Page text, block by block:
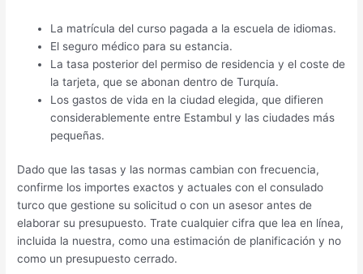
La matrícula del curso pagada a la escuela de idiomas.
El seguro médico para su estancia.
La tasa posterior del permiso de residencia y el coste de
la tarjeta, que se abonan dentro de Turquía.
Los gastos de vida en la ciudad elegida, que difieren
considerablemente entre Estambul y las ciudades más
pequeñas.
Dado que las tasas y las normas cambian con frecuencia,
confirme los importes exactos y actuales con el consulado
turco que gestione su solicitud o con un asesor antes de
elaborar su presupuesto. Trate cualquier cifra que lea en línea,
incluida la nuestra, como una estimación de planificación y no
como un presupuesto cerrado.